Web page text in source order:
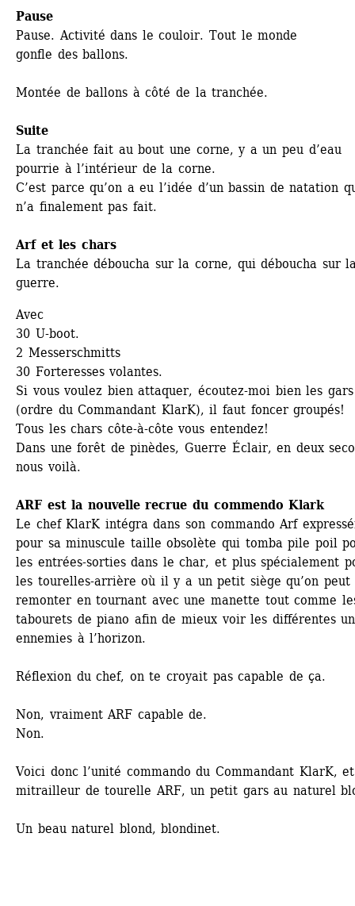
Pause
Pause. Activité dans le couloir. Tout le monde
gonfle des ballons.
Montée de ballons à côté de la tranchée.
Suite
La tranchée fait au bout une corne, y a un peu d’eau
pourrie à l’intérieur de la corne.
C’est parce qu’on a eu l’idée d’un bassin de natation
n’a finalement pas fait.
Arf et les chars
La tranchée déboucha sur la corne, qui déboucha sur
guerre.
Avec
30 U-boot.
2 Messerschmitts
30 Forteresses volantes.
Si vous voulez bien attaquer, écoutez-moi bien les gars
(ordre du Commandant KlarK), il faut foncer groupés!
Tous les chars côte-à-côte vous entendez!
Dans une forêt de pinèdes, Guerre Éclair, en deux
nous voilà.
ARF est la nouvelle recrue du commendo Klark
Le chef KlarK intégra dans son commando Arf
pour sa minuscule taille obsolète qui tomba pile poil
les entrées-sorties dans le char, et plus spécialement
les tourelles-arrière où il y a un petit siège qu’on peut
remonter en tournant avec une manette tout comme
tabourets de piano afin de mieux voir les différentes
ennemies à l’horizon.
Réflexion du chef, on te croyait pas capable de ça.
Non, vraiment ARF capable de.
Non.
Voici donc l’unité commando du Commandant KlarK,
mitrailleur de tourelle ARF, un petit gars au naturel
Un beau naturel blond, blondinet.